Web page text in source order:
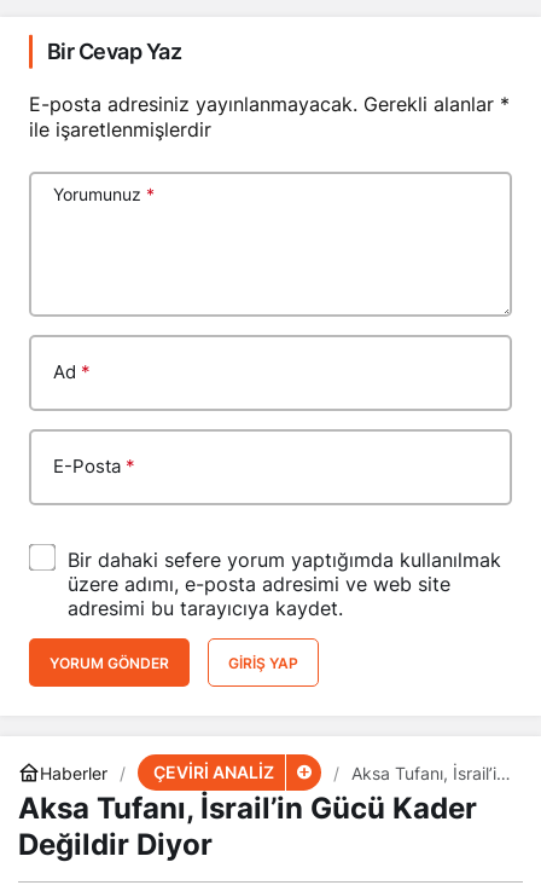
Bir Cevap Yaz
E-posta adresiniz yayınlanmayacak. Gerekli alanlar *
ile işaretlenmişlerdir
Yorumunuz *
Ad *
E-Posta *
Bir dahaki sefere yorum yaptığımda kullanılmak
üzere adımı, e-posta adresimi ve web site
adresimi bu tarayıcıya kaydet.
YORUM GÖNDER GIRIŞ YAP
Haberler ÇEVİRİ ANALİZ
Aksa Tufanı, İsrail’in
Gücü Kader Değildir
Diyor
Aksa Tufanı, İsrail’in Gücü Kader
Değildir Diyor